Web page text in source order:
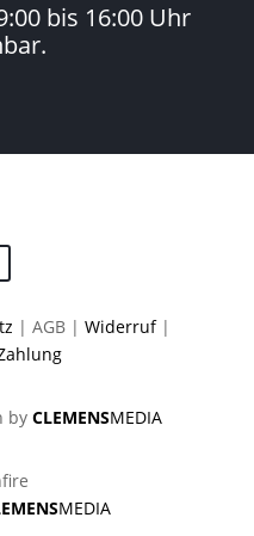
bis 16:00 Uhr
| AGB | Widerruf|
by CLEMENSMEDIA
MEDIA